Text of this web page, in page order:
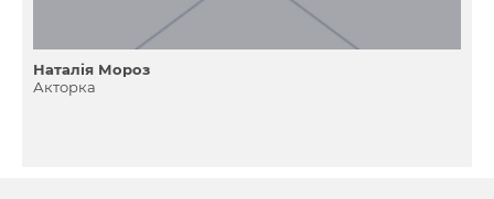
Наталія Мороз
Акторка